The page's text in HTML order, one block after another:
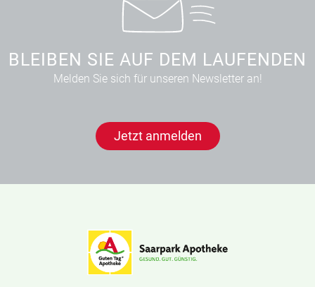
BLEIBEN SIE AUF DEM LAUFENDEN
Melden Sie sich für unseren Newsletter an!
Jetzt anmelden